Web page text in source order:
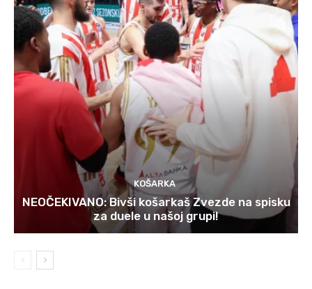
KOŠARKA
NEOČEKIVANO: Bivši košarkaš Zvezde na spisku
za duele u našoj grupi!